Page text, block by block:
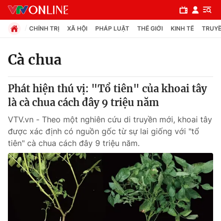
Chuyên mục
Chính trị
Xã hội
Pháp luật
Thế giới
CHÍNH TRỊ XÃ HỘI PHÁP LUẬT THẾ GIỚI KINH TẾ
Cà chua
Phát hiện thú vị: "Tổ tiên" của khoai tây
là cà chua cách đây 9 triệu năm
VTV.vn - Theo một nghiên cứu di truyền mới, khoai tây
được xác định có nguồn gốc từ sự lai giống với "tổ
tiên" cà chua cách đây 9 triệu năm.